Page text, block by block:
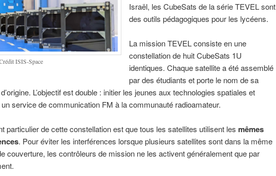
ISIS-Space
Israël, les CubeSats de la série TEVEL sont
des outils pédagogiques pour les lycéens.
La mission TEVEL consiste en une
constellation de huit CubeSats 1U
identiques. Chaque satellite a été assemblé
par des étudiants et porte le nom de sa
L’objectif est double : initier les jeunes aux technologies spatiales et
service de communication FM à la communauté radioamateur.
particulier de cette constellation est que tous les satellites utilisent les mêmes
. Pour éviter les interférences lorsque plusieurs satellites sont dans la même
couverture, les contrôleurs de mission ne les activent généralement que par